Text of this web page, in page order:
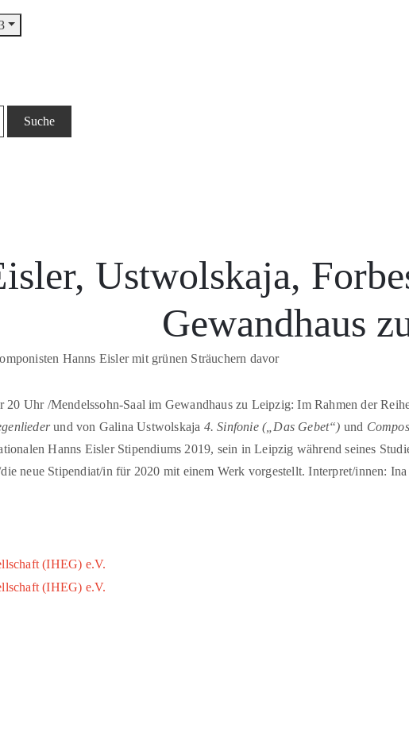
Ustwolskaja,
Gewandhaus
Uhr /Mendelssohn-Saal im Gewandhaus zu Leipzig: Im Rahmen der
und von Galina Ustwolskaja 4. Sinfonie („Das Gebet“) und
Hanns Eisler Stipendiums 2019, sein in Leipzig während seines
neue Stipendiat/in für 2020 mit einem Werk vorgestellt. Interpret/innen: